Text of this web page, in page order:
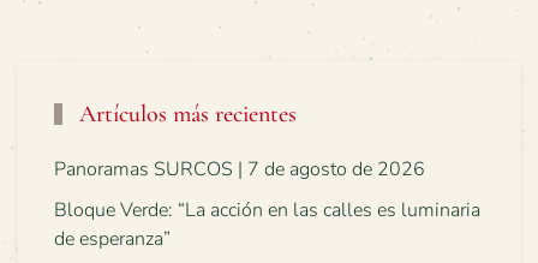
Artículos más recientes
Panoramas SURCOS | 7 de agosto de 2026
Bloque Verde: “La acción en las calles es luminaria
de esperanza”